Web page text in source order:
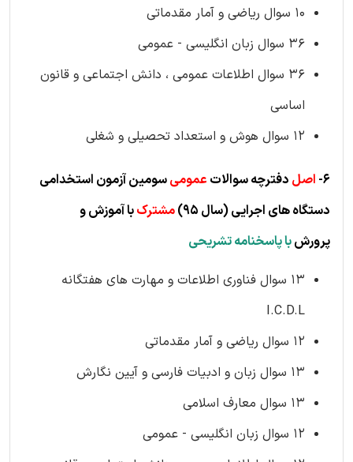
10 سوال ریاضی و آمار مقدماتی
36 سوال زبان انگلیسی - عمومی
36 سوال اطلاعات عمومی ، دانش اجتماعی و قانون
اساسی
12 سوال هوش و استعداد تحصیلی و شغلی
6- اصل دفترچه سوالات عمومیسومین آزمون استخدامی
دستگاه های اجرایی(سال 95) مشترکبا آموزش و
پرورشبا پاسخنامه تشریحی
13 سوال فناوری اطلاعات و مهارت های هفتگانه
I.C.D.L
12 سوال ریاضی و آمار مقدماتی
13 سوال زبان و ادبیات فارسی و آیین نگارش
13 سوال معارف اسلامی
12 سوال زبان انگلیسی - عمومی